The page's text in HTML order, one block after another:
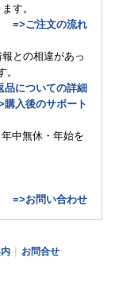
す。
=>ご注文の流れ
との相違があっ
品についての詳細
購入後のサポート
中無休・年始を
=>お問い合わせ
お問合せ